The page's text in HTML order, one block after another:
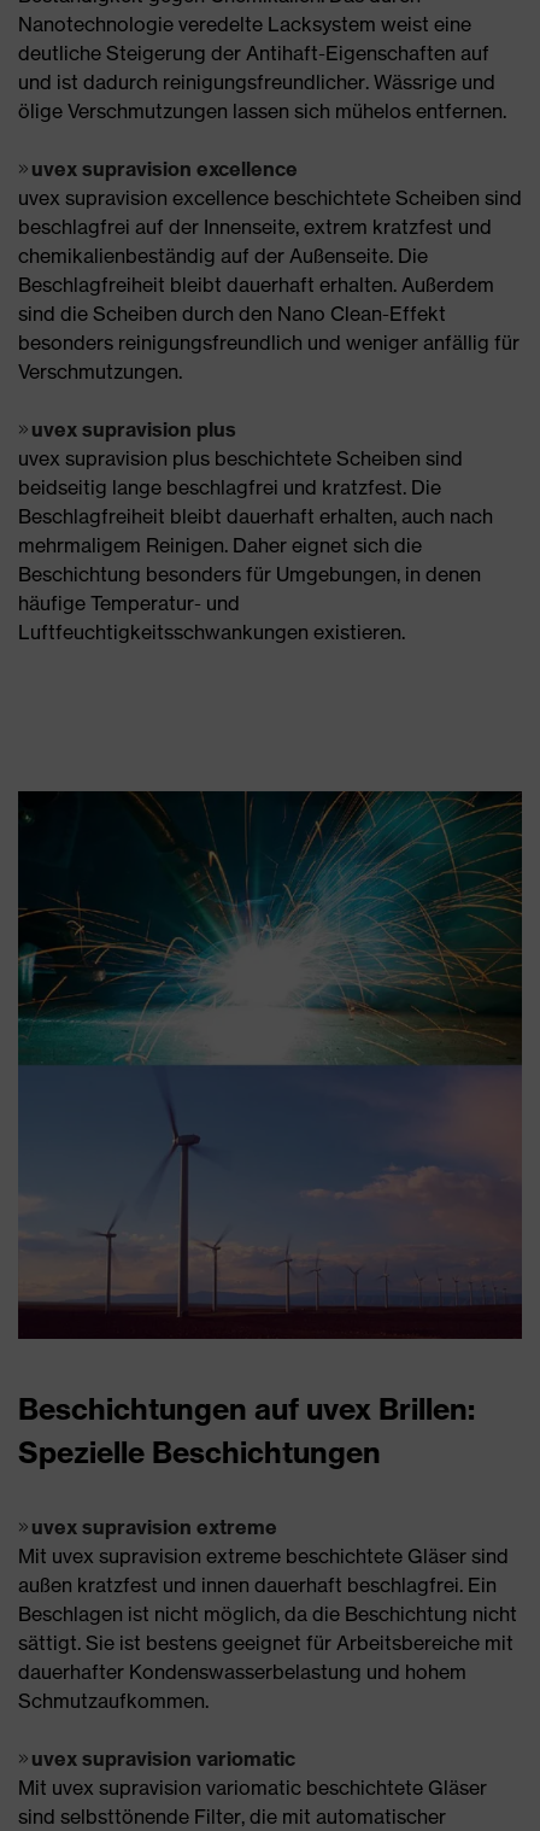
Nanotechnologie veredelte Lacksystem weist eine
deutliche Steigerung der Antihaft-Eigenschaften auf
und ist dadurch reinigungsfreundlicher. Wässrige und
ölige Verschmutzungen lassen sich mühelos entfernen.
uvex supravision excellence
uvex supravision excellence beschichtete Scheiben sind
beschlagfrei auf der Innenseite, extrem kratzfest und
chemikalienbeständig auf der Außenseite. Die
Beschlagfreiheit bleibt dauerhaft erhalten. Außerdem
sind die Scheiben durch den Nano Clean-Effekt
besonders reinigungsfreundlich und weniger anfällig für
Verschmutzungen.
uvex supravision plus
uvex supravision plus beschichtete Scheiben sind
beidseitig lange beschlagfrei und kratzfest. Die
Beschlagfreiheit bleibt dauerhaft erhalten, auch nach
mehrmaligem Reinigen. Daher eignet sich die
Beschichtung besonders für Umgebungen, in denen
häufige Temperatur- und
Luftfeuchtigkeitsschwankungen existieren.
Beschichtungen auf uvex Brillen:
Spezielle Beschichtungen
uvex supravision extreme
Mit uvex supravision extreme beschichtete Gläser sind
außen kratzfest und innen dauerhaft beschlagfrei. Ein
Beschlagen ist nicht möglich, da die Beschichtung nicht
sättigt. Sie ist bestens geeignet für Arbeitsbereiche mit
dauerhafter Kondenswasserbelastung und hohem
Schmutzaufkommen.
uvex supravision variomatic
Mit uvex supravision variomatic beschichtete Gläser
sind selbsttönende Filter, die mit automatischer